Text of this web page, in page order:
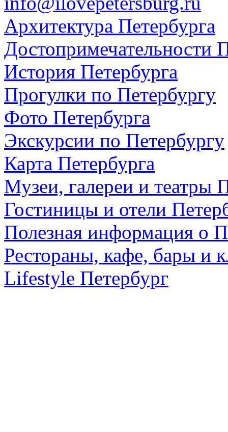
Архитектура Петербурга
Достопримечательности
История Петербурга
Прогулки по Петербургу
Фото Петербурга
Экскурсии по Петербургу
Карта Петербурга
Музеи, галереи и театры
Гостиницы и отели
Полезная информация о
Рестораны, кафе, бары и
Lifestyle Петербург